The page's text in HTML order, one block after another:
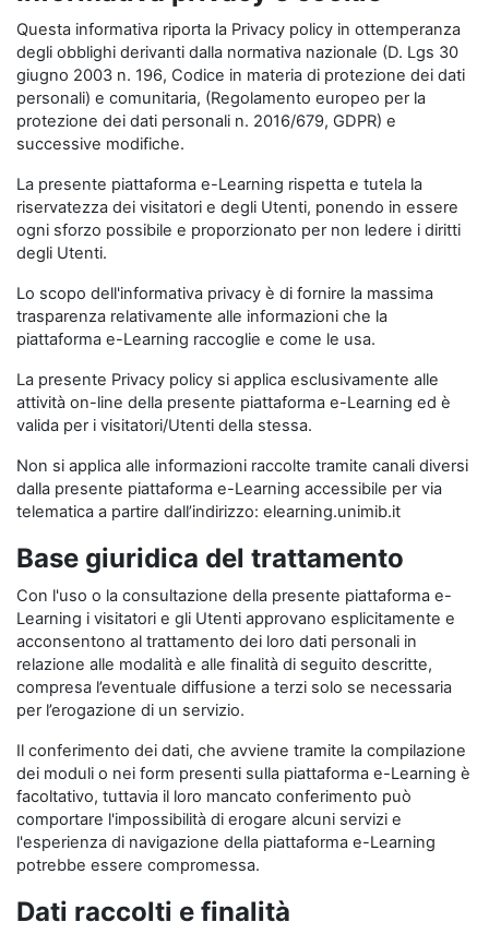
Questa informativa riporta la Privacy policy in ottemperanza
degli obblighi derivanti dalla normativa nazionale (D. Lgs 30
giugno 2003 n. 196, Codice in materia di protezione dei dati
personali) e comunitaria, (Regolamento europeo per la
protezione dei dati personali n. 2016/679, GDPR) e
successive modifiche.
La presente piattaforma e-Learning rispetta e tutela la
riservatezza dei visitatori e degli Utenti, ponendo in essere
ogni sforzo possibile e proporzionato per non ledere i diritti
degli Utenti.
Lo scopo dell'informativa privacy è di fornire la massima
trasparenza relativamente alle informazioni che la
piattaforma e-Learning raccoglie e come le usa.
La presente Privacy policy si applica esclusivamente alle
attività on-line della presente piattaforma e-Learning ed è
valida per i visitatori/Utenti della stessa.
Non si applica alle informazioni raccolte tramite canali diversi
dalla presente piattaforma e-Learning accessibile per via
telematica a partire dall’indirizzo: elearning.unimib.it
Base giuridica del trattamento
Con l'uso o la consultazione della presente piattaforma e-
Learning i visitatori e gli Utenti approvano esplicitamente e
acconsentono al trattamento dei loro dati personali in
relazione alle modalità e alle finalità di seguito descritte,
compresa l’eventuale diffusione a terzi solo se necessaria
per l’erogazione di un servizio.
Il conferimento dei dati, che avviene tramite la compilazione
dei moduli o nei form presenti sulla piattaforma e-Learning è
facoltativo, tuttavia il loro mancato conferimento può
comportare l'impossibilità di erogare alcuni servizi e
l'esperienza di navigazione della piattaforma e-Learning
potrebbe essere compromessa.
Dati raccolti e finalità